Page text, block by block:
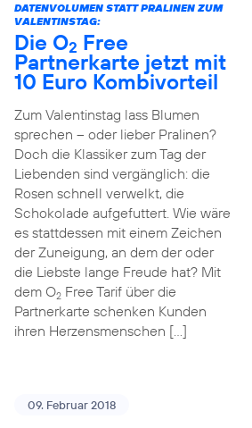
DATENVOLUMEN STATT PRALINEN ZUM
VALENTINSTAG:
Die O2 Free
Partnerkarte jetzt mit
10 Euro Kombivorteil
Zum Valentinstag lass Blumen
sprechen – oder lieber Pralinen?
Doch die Klassiker zum Tag der
Liebenden sind vergänglich: die
Rosen schnell verwelkt, die
Schokolade aufgefuttert. Wie wäre
es stattdessen mit einem Zeichen
der Zuneigung, an dem der oder
die Liebste lange Freude hat? Mit
dem O2Free Tarif über die
Partnerkarte schenken Kunden
ihren Herzensmenschen […]
09. Februar 2018